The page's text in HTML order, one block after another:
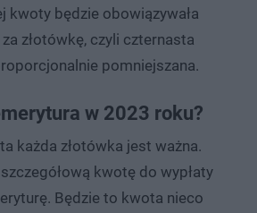
kwoty będzie obowiązywała
złotówkę, czyli czternasta
pomniejszana.
w 2023 roku?
każda złotówka jest ważna.
kwotę do wypłaty
Będzie to kwota nieco